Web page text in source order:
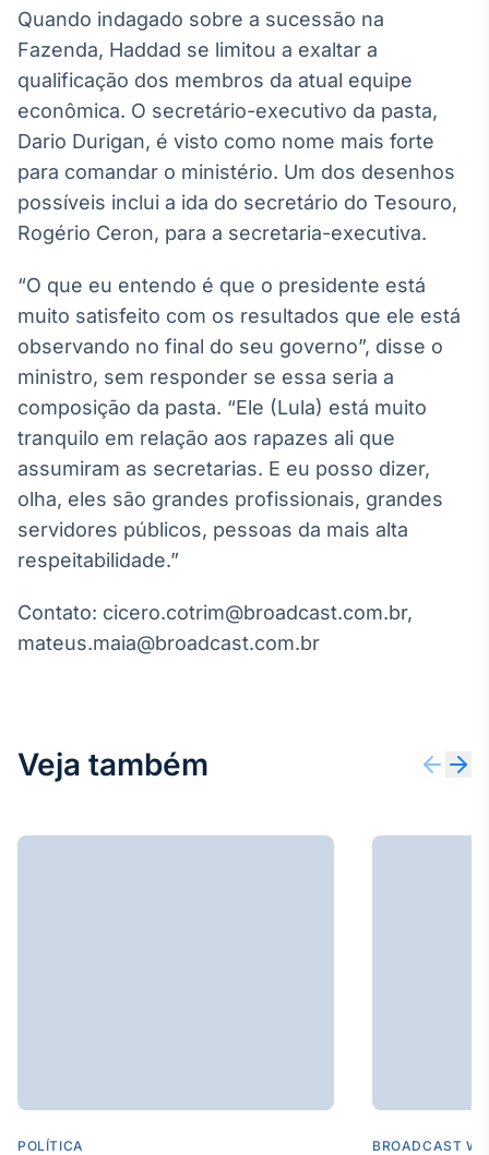
para conteúdos e
funcionalidades
Broadcast
Wallboard
Conteúdos e
Curadoria
conteúdos
noticiosos
Soluções de
Tecnologia
Broadcast
Radar
notícias e
conteúdos
IA
Quando indagado sobre a sucessão na
Fazenda, Haddad se limitou a exaltar a
qualificação dos membros da atual equipe
econômica. O secretário-executivo da pasta,
Dario Durigan, é visto como nome mais forte
para comandar o ministério. Um dos desenhos
possíveis inclui a ida do secretário do Tesouro,
Rogério Ceron, para a secretaria-executiva.
“O que eu entendo é que o presidente está
muito satisfeito com os resultados que ele está
observando no final do seu governo”, disse o
ministro, sem responder se essa seria a
composição da pasta. “Ele (Lula) está muito
tranquilo em relação aos rapazes ali que
assumiram as secretarias. E eu posso dizer,
olha, eles são grandes profissionais, grandes
servidores públicos, pessoas da mais alta
respeitabilidade.”
Contato: cicero.cotrim@broadcast.com.br,
mateus.maia@broadcast.com.br
Veja também
POLÍTICA BROADCAST